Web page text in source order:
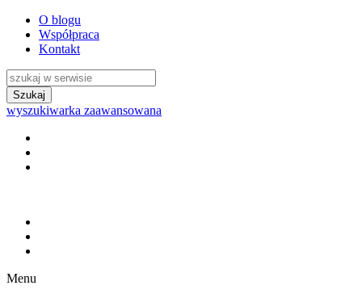
O blogu
Współpraca
Kontakt
wyszukiwarka zaawansowana
Menu